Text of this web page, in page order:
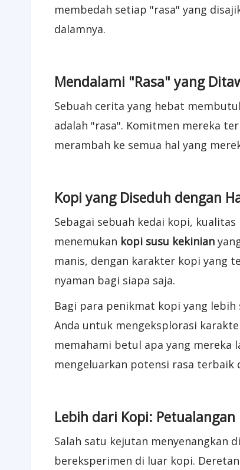
membedah setiap "rasa" yang
dalamnya.
Mendalami "Rasa" yang
Sebuah cerita yang hebat
adalah "rasa". Komitmen mereka
merambah ke semua hal yang
Kopi yang Diseduh dengan
Sebagai sebuah kedai kopi,
menemukan kopi susu kekinian
manis, dengan karakter kopi yang
nyaman bagi siapa saja.
Bagi para penikmat kopi yang lebih
Anda untuk mengeksplorasi
memahami betul apa yang mereka
mengeluarkan potensi rasa terbaik
Lebih dari Kopi:
Salah satu kejutan menyenangkan di
bereksperimen di luar kopi.